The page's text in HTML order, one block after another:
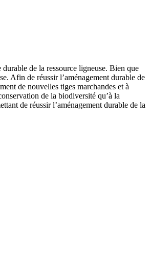
de la ressource ligneuse. Bien que
Afin de réussir l’aménagement durable de
de nouvelles tiges marchandes et à
de la biodiversité qu’à la
de réussir l’aménagement durable de la